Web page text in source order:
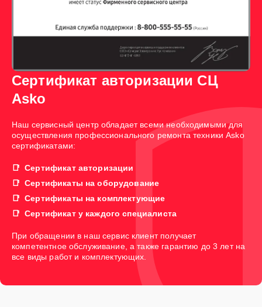
Сертификат авторизации СЦ
Asko
Наш сервисный центр обладает всеми необходимыми для
осуществления профессионального ремонта техники Asko
сертификатами:
Сертификат авторизации
Сертификаты на оборудование
Сертификаты на комплектующие
Сертификат у каждого специалиста
При обращении в наш сервис клиент получает
компетентное обслуживание, а также гарантию до 3 лет на
все виды работ и комплектующих.